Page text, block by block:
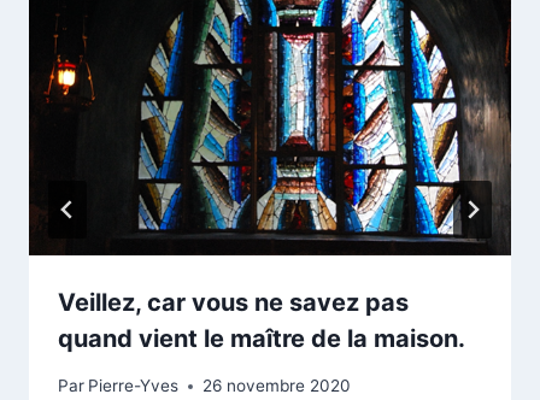
Veillez, car vous ne savez pas
quand vient le maître de la maison.
Par Pierre-Yves 26 novembre 2020